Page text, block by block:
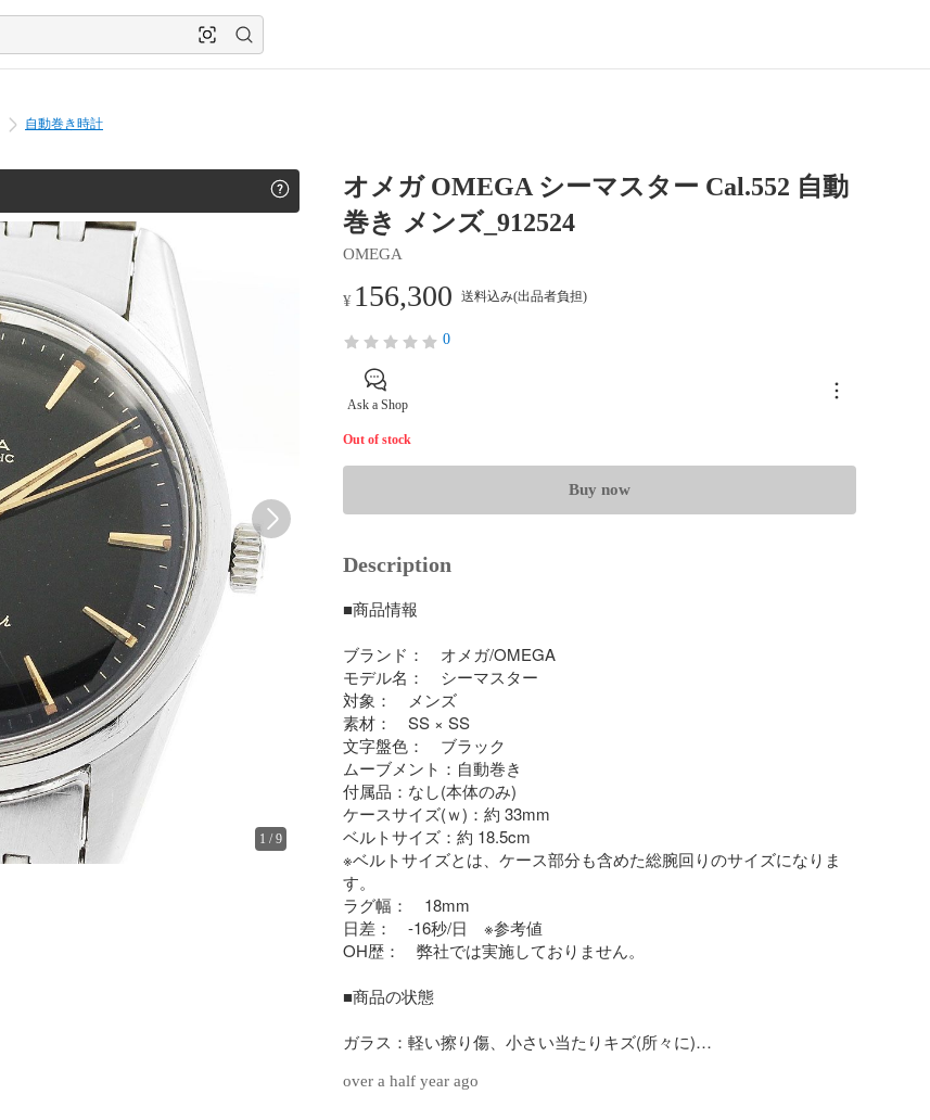
自動巻き時計
1 /9
オメガ OMEGA シーマスター Cal.552 自動
巻き メンズ_912524
OMEGA
¥ 156,300 送料込み(出品者負担)
0
Ask a Shop
Out of stock
Buy now
Description
■商品情報
ブランド：　オメガ/OMEGA
モデル名：　シーマスター
対象：　メンズ
素材：　SS × SS
文字盤色：　ブラック
ムーブメント：自動巻き
付属品：なし(本体のみ)
ケースサイズ(ｗ)：約 33mm
ベルトサイズ：約 18.5cm
※ベルトサイズとは、ケース部分も含めた総腕回りのサイズになりま
す。
ラグ幅：　18mm
日差：　-16秒/日　※参考値
OH歴：　弊社では実施しておりません。
■商品の状態
ガラス：軽い擦り傷、小さい当たりキズ(所々に)
ベゼル：擦り傷が多い、ひびわれ(5時位置、6時位置)
over a half year ago